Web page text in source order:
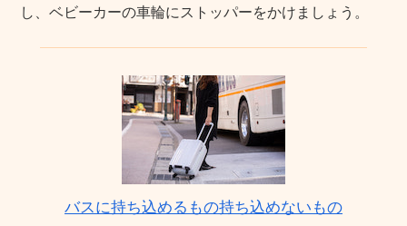
し、ベビーカーの車輪にストッパーをかけましょう。
バスに持ち込めるもの持ち込めないもの